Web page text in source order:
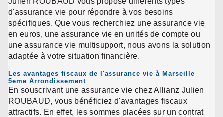
d'assurance vie pour répondre à vos besoins
spécifiques. Que vous recherchiez une assurance vie
en euros, une assurance vie en unités de compte ou
une assurance vie multisupport, nous avons la solution
adaptée à votre situation financière.
Les avantages fiscaux de l'assurance vie à Marseille
5eme Arrondissement
En souscrivant une assurance vie chez Allianz Julien
ROUBAUD, vous bénéficiez d'avantages fiscaux
attractifs. En effet, les sommes placées sur un contrat